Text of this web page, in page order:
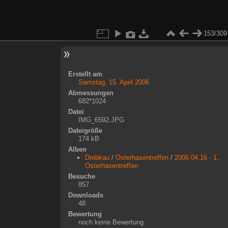
153/309
Erstellt am
Samstag, 15. April 2006
Abmessungen
682*1024
Datei
IMG_6592.JPG
Dateigröße
174 kB
Alben
Drebkau/ Osterhasentreffen/ 2006.04.16 - 1.
Osterhasentreffen
Besuche
857
Downloads
48
Bewertung
noch keine Bewertung